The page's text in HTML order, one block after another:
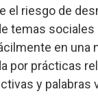
el riesgo de
temas sociales
en una
por prácticas
y palabras